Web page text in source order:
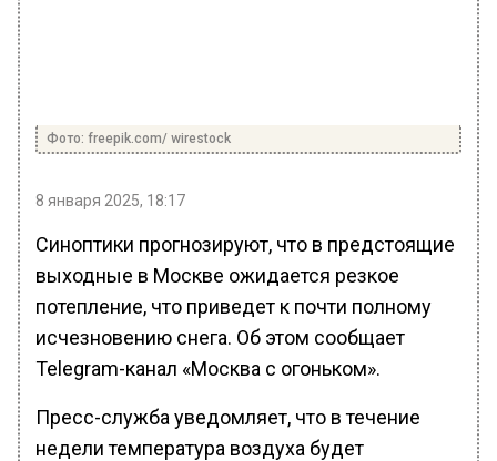
Фото: freepik.com/ wirestock
8 января 2025, 18:17
Синоптики прогнозируют, что в предстоящие
выходные в Москве ожидается резкое
потепление, что приведет к почти полному
исчезновению снега. Об этом сообщает
Telegram-канал «Москва с огоньком».
Пресс-служба уведомляет, что в течение
недели температура воздуха будет